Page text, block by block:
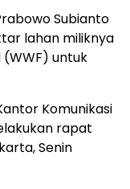
Subianto
lahan miliknya
untuk
Komunikasi
rapat
Senin